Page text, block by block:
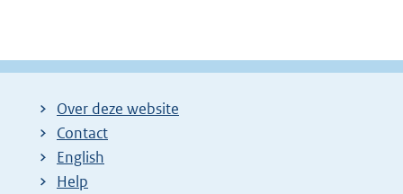
Over deze website
Contact
English
Help